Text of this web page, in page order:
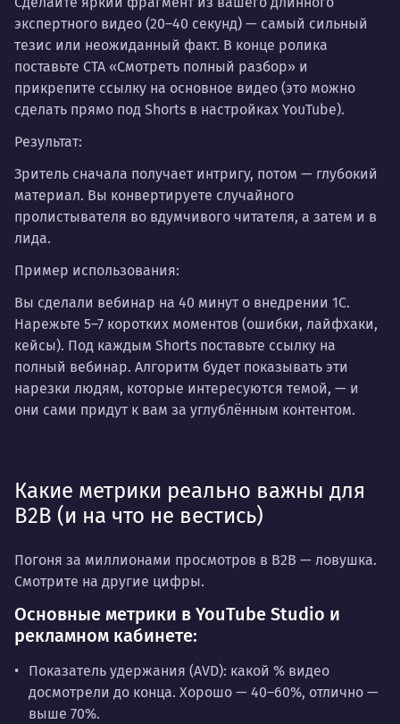
экспертного видео (20–40 секунд) — самый сильный
тезис или неожиданный факт. В конце ролика
поставьте CTA «Смотреть полный разбор» и
прикрепите ссылку на основное видео (это можно
сделать прямо под Shorts в настройках YouTube).
Результат:
Зритель сначала получает интригу, потом — глубокий
материал. Вы конвертируете случайного
пролистывателя во вдумчивого читателя, а затем и в
лида.
Пример использования:
Вы сделали вебинар на 40 минут о внедрении 1С.
Нарежьте 5–7 коротких моментов (ошибки, лайфхаки,
кейсы). Под каждым Shorts поставьте ссылку на
полный вебинар. Алгоритм будет показывать эти
нарезки людям, которые интересуются темой, — и
они сами придут к вам за углублённым контентом.
Какие метрики реально важны для
B2B (и на что не вестись)
Погоня за миллионами просмотров в B2B — ловушка.
Смотрите на другие цифры.
Основные метрики в YouTube Studio и
рекламном кабинете:
Показатель удержания (AVD): какой % видео
досмотрели до конца. Хорошо — 40–60%, отлично —
выше 70%.